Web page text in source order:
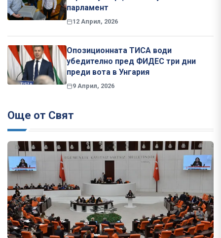
парламент
12 Април, 2026
Опозиционната ТИСА води
убедително пред ФИДЕС три дни
преди вота в Унгария
9 Април, 2026
Още от Свят